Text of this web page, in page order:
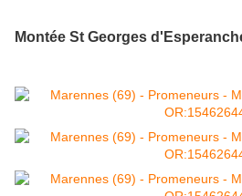
Montée St Georges